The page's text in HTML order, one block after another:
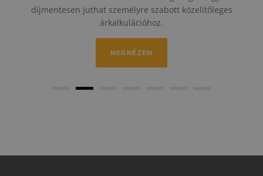
díjmentesen juthat személyre szabott közelítőleges
árkalkulációhoz.
MEGNÉZEM